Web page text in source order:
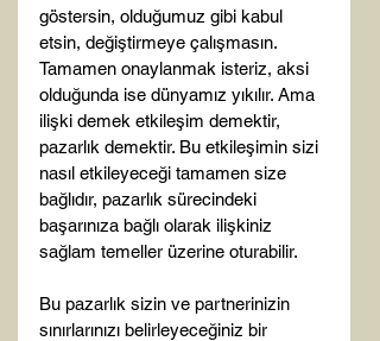
göstersin, olduğumuz gibi kabul
etsin, değiştirmeye çalışmasın.
Tamamen onaylanmak isteriz, aksi
olduğunda ise dünyamız yıkılır. Ama
ilişki demek etkileşim demektir,
pazarlık demektir. Bu etkileşimin sizi
nasıl etkileyeceği tamamen size
bağlıdır, pazarlık sürecindeki
başarınıza bağlı olarak ilişkiniz
sağlam temeller üzerine oturabilir.
Bu pazarlık sizin ve partnerinizin
sınırlarınızı belirleyeceğiniz bir